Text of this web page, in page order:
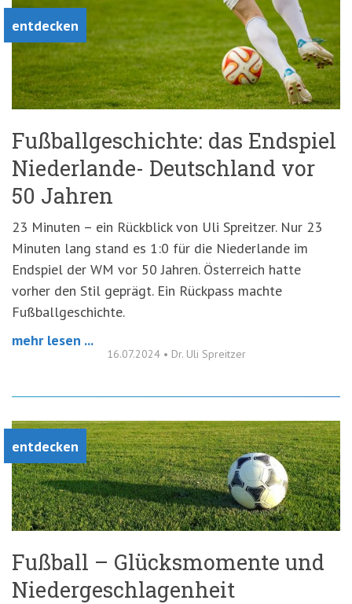
entdecken
Fußballgeschichte: das Endspiel
Niederlande- Deutschland vor
50 Jahren
23 Minuten – ein Rückblick von Uli Spreitzer. Nur 23
Minuten lang stand es 1:0 für die Niederlande im
Endspiel der WM vor 50 Jahren. Österreich hatte
vorher den Stil geprägt. Ein Rückpass machte
Fußballgeschichte.
mehr lesen ...
16.07.2024 • Dr. Uli Spreitzer
entdecken
Fußball – Glücksmomente und
Niedergeschlagenheit